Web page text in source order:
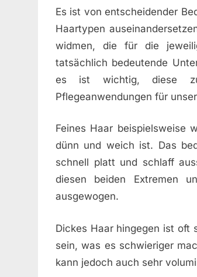
Es ist von entscheidender
Haartypen
widmen, die für die
tatsächlich bedeutende
es ist wichtig, diese
Pflegeanwendungen für
Feines Haar beispielsweise
dünn und weich ist. Das
schnell platt und schlaff
diesen beiden Extremen
ausgewogen.
Dickes Haar hingegen ist oft
sein, was es schwieriger
kann jedoch auch sehr